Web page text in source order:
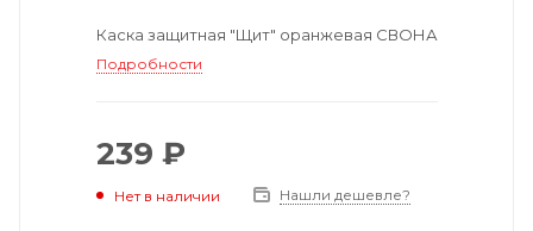
Каска защитная "Щит" оранжевая СВОНА
Подробности
239 ₽
Нет в наличии Нашли дешевле?